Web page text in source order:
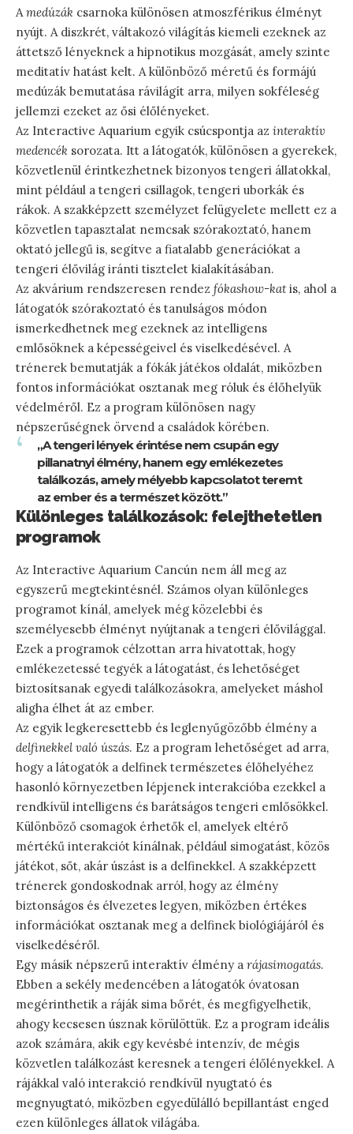
Amedúzák csarnoka különösen atmoszférikus élményt
nyújt. A diszkrét, váltakozó világítás kiemeli ezeknek az
áttetsző lényeknek a hipnotikus mozgását, amely szinte
meditatív hatást kelt. A különböző méretű és formájú
medúzák bemutatása rávilágít arra, milyen sokféleség
jellemzi ezeket az ősi élőlényeket.
Az Interactive Aquarium egyik csúcspontja az interaktív
medencék sorozata. Itt a látogatók, különösen a gyerekek,
közvetlenül érintkezhetnek bizonyos tengeri állatokkal,
mint például a tengeri csillagok, tengeri uborkák és
rákok. A szakképzett személyzet felügyelete mellett ez a
közvetlen tapasztalat nemcsak szórakoztató, hanem
oktató jellegű is, segítve a fiatalabb generációkat a
tengeri élővilág iránti tisztelet kialakításában.
Az akvárium rendszeresen rendez fókashow-katis, ahol a
látogatók szórakoztató és tanulságos módon
ismerkedhetnek meg ezeknek az intelligens
emlősöknek a képességeivel és viselkedésével. A
trénerek bemutatják a fókák játékos oldalát, miközben
fontos információkat osztanak meg róluk és élőhelyük
védelméről. Ez a program különösen nagy
népszerűségnek örvend a családok körében.
„A tengeri lények érintése nem csupán egy
pillanatnyi élmény, hanem egy emlékezetes
találkozás, amely mélyebb kapcsolatot teremt
az ember és a természet között.”
Különleges találkozások: felejthetetlen
programok
Az Interactive Aquarium Cancún nem áll meg az
egyszerű megtekintésnél. Számos olyan különleges
programot kínál, amelyek még közelebbi és
személyesebb élményt nyújtanak a tengeri élővilággal.
Ezek a programok célzottan arra hivatottak, hogy
emlékezetessé tegyék a látogatást, és lehetőséget
biztosítsanak egyedi találkozásokra, amelyeket máshol
aligha élhet át az ember.
Az egyik legkeresettebb és leglenyűgözőbb élmény a
delfinekkel való úszás. Ez a program lehetőséget ad arra,
hogy a látogatók a delfinek természetes élőhelyéhez
hasonló környezetben lépjenek interakcióba ezekkel a
rendkívül intelligens és barátságos tengeri emlősökkel.
Különböző csomagok érhetők el, amelyek eltérő
mértékű interakciót kínálnak, például simogatást, közös
játékot, sőt, akár úszást is a delfinekkel. A szakképzett
trénerek gondoskodnak arról, hogy az élmény
biztonságos és élvezetes legyen, miközben értékes
információkat osztanak meg a delfinek biológiájáról és
viselkedéséről.
Egy másik népszerű interaktív élmény a rájasimogatás.
Ebben a sekély medencében a látogatók óvatosan
megérinthetik a ráják sima bőrét, és megfigyelhetik,
ahogy kecsesen úsznak körülöttük. Ez a program ideális
azok számára, akik egy kevésbé intenzív, de mégis
közvetlen találkozást keresnek a tengeri élőlényekkel. A
rájákkal való interakció rendkívül nyugtató és
megnyugtató, miközben egyedülálló bepillantást enged
ezen különleges állatok világába.